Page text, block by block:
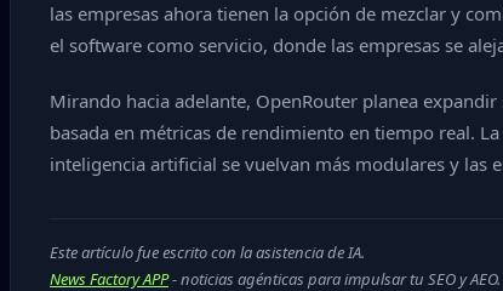
las empresas ahora tienen la opción de mezclar y
el software como servicio, donde las empresas se
Mirando hacia adelante, OpenRouter planea
basada en métricas de rendimiento en tiempo real.
inteligencia artificial se vuelvan más modulares y las
Este artículo fue escrito con la asistencia de IA.
News Factory APP- noticias agénticas para impulsar tu SEO y AEO.